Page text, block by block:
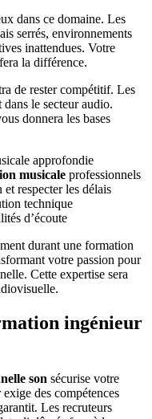
dans ce domaine. Les
serrés, environnements
inattendues. Votre
la différence.
de rester compétitif. Les
le secteur audio.
donnera les bases
approfondie
musicale professionnels
respecter les délais
technique
d’écoute
durant une formation
votre passion pour
Cette expertise sera
ingénieur
son sécurise votre
des compétences
Les recruteurs